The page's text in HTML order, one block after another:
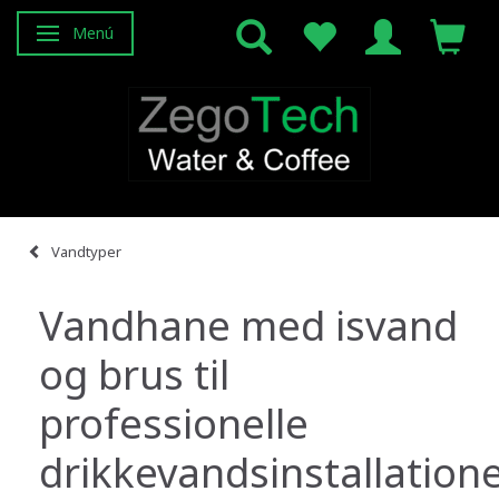
Navegación de palanca
Menú
Vandtyper
Vandhane med isvand
og brus til
professionelle